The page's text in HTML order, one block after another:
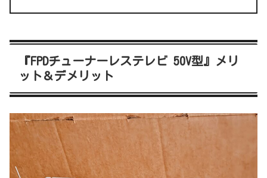
『FPDチューナーレステレビ 50V型』メリ
ット＆デメリット